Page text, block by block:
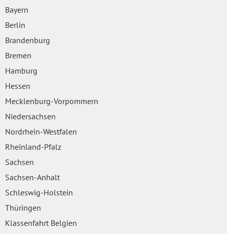
Bayern
Berlin
Brandenburg
Bremen
Hamburg
Hessen
Mecklenburg-Vorpommern
Niedersachsen
Nordrhein-Westfalen
Rheinland-Pfalz
Sachsen
Sachsen-Anhalt
Schleswig-Holstein
Thüringen
Klassenfahrt Belgien